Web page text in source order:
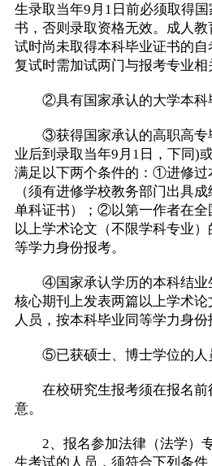
生录取当年9月1日前必须取得
书，否则录取资格无效。成人
试时尚未取得本科毕业证书的
复试时需加试两门与报考专业相
②具有国家承认的大学本科毕
③获得国家承认的高职高专
业后到录取当年9月1日，下同)
满足以下两个条件的：①进修过
（须有进修学校教务部门出具
单科证书）；②以第一作者在全
以上学术论文（不限学科专业
等学力身份报考。
④国家承认学历的本科结业
核心期刊上发表两篇以上学术
人员，按本科毕业同等学力身份
⑤已获硕士、博士学位的人
在校研究生报考须在报名前
意。
2、报名参加法律（法学）
生考试的人员，须符合下列条件